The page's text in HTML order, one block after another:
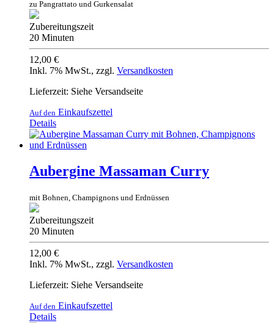
zu Pangrattato und Gurkensalat
Zubereitungszeit
20 Minuten
12,00 €
Inkl. 7% MwSt., zzgl. Versandkosten
Lieferzeit: Siehe Versandseite
Auf den Einkaufszettel
Details
Aubergine Massaman Curry
mit Bohnen, Champignons und Erdnüssen
Zubereitungszeit
20 Minuten
12,00 €
Inkl. 7% MwSt., zzgl. Versandkosten
Lieferzeit: Siehe Versandseite
Auf den Einkaufszettel
Details